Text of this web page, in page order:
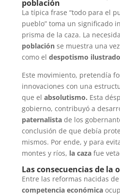
población
La típica frase “todo para el
pueblo” toma un significado
prisma de la caza. La
poblaciónse muestra una
como el despotismo
Este movimiento, pretendía
innovaciones con una
que el absolutismo. Esta
gobierno, contribuyó a
paternalistade los
conclusión de que debía
mismos. Por ende, y para
montes y ríos, la cazafue
Las consecuencias de la
Entre las reformas nacidas
competencia económica